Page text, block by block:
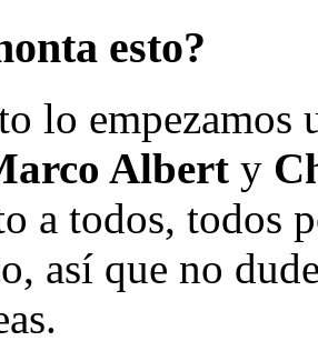
esto?
lo empezamos
Albert y
a todos, todos
así que no